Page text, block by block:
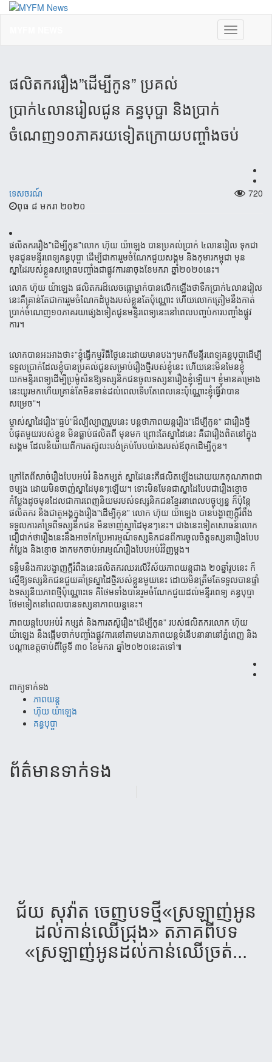
Toggle
navigation
ផលិតកររឿង”ដើម្បីកូន” ប្រគល់
ប្រាក់៤លានរៀលជូន គន្ធបុប្ផា និងប្រាក់
ចំណេញ១០ភាគរយទៀតក្រោយបញ្ចាំងចប់
720
ទេសចរណ៍
ពុធ ៨ មករា ២០២០
ផលិតករ​រឿង”​ដើម្បី​កូន”លោក ​ហ៊ុយ ​យ៉ា​ឡេង​ បាន​ប្រគល់​ប្រាក់​ ៤​លាន​រៀល​ ទុក​ជា​
មុន​ជូន​មន្ទីរ​ពេទ្យគន្ធបុប្ផា ដើម្បី​ជា​ការ​រួម​ចំណែក​ជួយ​សង្គ​ម ​និង​កុមារ​កម្ពុជា ​មុន​
ស្នាដៃរ​បស់​ខ្លួន​សម្ពោធ​បញ្ចាំង​ជាផ្លូវ​ការ​នា​ចុង​ខែ​មក​រា ឆ្នាំ២០២០នេះ។
លោក​ ហ៊ុយ យ៉ាឡេង ផលិត​ករ​ដ៏​លេច​ធ្លោ​ម្នាក់​បាន​លើក​ឡើងថា​ទឹកប្រាក់​៤លានរៀល​
នេះគឺគ្រាន់​តែជាការរួម​ចំណែកដំបូង​របស់ខ្លួន​តែ​ប៉ុណ្ណោះ​ ហើយ​លោក​ត្រៀម​នឹង​កាត់​
ប្រាក់​ចំណេញ​១០​ភាគរយផ្សេង​ទៀត​ជូន​មន្ទីរពេទ្យ​នេះ​នៅ​ពេល​បញ្ចប់ការ​បញ្ចាំង​ផ្លូវ
ការ។
លោក​បាន​អះអាង​ថា៖”ខ្ញុំធ្វើកម្មវិធីថ្ងៃនេះ​ដោយ​មានបងៗមកពីមន្ទីរ​ពេទ្យគន្ធបុប្ផា​ដើម្បី​
ទទួល​ប្រាក់​ដែល​ខ្ញុំ​បាន​ប្រគល់​ជូន​សម្រាប់​រឿង​ថ្មីរបស់​ខ្ញុំ​នេះ​ ហើយ​នេះ​មិន​មែនខ្ញុំ​
យកមន្ទីរ​ពេទ្យ​ដើម្បី​ប្រម៉ូ​សិន​ឱ្យ​ទស្សនិក​ជន​ចូលទ​ស្សនា​រឿង​ខ្ញុំ​ឡើយ។ ខ្ញុំ​មាន​គម្រោង​
នេះ​យូរ​មក​ហើយ​គ្រាន់​តែ​មិន​ទាន់​ដល់​ពេល​ទើប​តែពេល​នេះប៉ុណ្ណោះខ្ញុំ​ធ្វើវាបាន​
សម្រេច”។
ម្ចាស់​ស្នាដៃ​រឿង”ធ្មប់”ដ៏ល្បីល្បាញរូប​នេះ បន្ត​ថា​ភាពយន្តរឿង”ដើម្បីកូន” ជា​រឿង​ថ្មី​
បំផុត​មួយ​របស់​ខ្លួន ​មិន​ធ្លាប់​ផលិ​តពី​ ​មុន​មក ព្រោះ​តែ​ស្នាដៃ​នេះ​ គឺជា​រឿងពិតនៅក្នុង​
សង្គម ដែលនិយាយពី​ការតស៊ូលះ​បង់គ្រប់​បែបយ៉ាងរបស់​ឪពុក​ដើម្បីកូន។
ក្រៅ​តែ​ពី​សាច់​រឿង​បែបអប់រំ​ និង​កម្សត់ ​ស្នាដៃនេះ​គឺផលិត​ឡើងដោយ​យកគុណ​ភាព​ជា
ចម្បង ដោយ​មិន​ចាញ់​ស្នាដៃ​មុនៗ​ឡើយ​។​ ទោះ​​​​​មិន​​មែន​ជា​ស្នាដៃ​បែប​ជារឿងខ្មោច ​
កំប្លែង​ដូចមុនដែលជាការពេញនិយម​របស់ទស្ស​និកជនខ្មែរ​នាពេល​ប​ច្ចុប្បន្ន ក៏​ប៉ុន្តែ​
ផលិតករ និង​ជា​តួ​អង្គ​ក្នុង​រឿង​”ដើម្បី​កូន” លោក​ ហ៊ុយ ​យ៉ាឡេង​ បាន​បង្ហាញ​ក្ដីរំពឹង​
ទទួល​ការ​គាំទ្រ​ពីទស្សនិក​ជន មិន​ចាញ់​ស្នាដៃ​មុនៗ​នេះ។ ជាង​នេះ​ទៀត​សោធន៍​លោក​
ជឿជាក់​ថារឿងនេះ​នឹងអាចកែប្រែអារម្មណ៍ទស្សនិកជន​ពីការ​ចូលចិត្ត​ទស្សនា​រឿង​បែប​
កំប្លែង និងខ្មោច ងាក​មក​ចាប់​អារម្មណ៍​រឿង​បែប​អប់រំ​វិញម្ដង។
ទន្ទឹម​នឹង​ការបង្ហាញ​ក្ដី​រំពឹង​នេះ​ផលិតករ​ឈរ​លើវិស័យភាព​យន្ត​ជាង ​២០ឆ្នាំរូប​នេះ ក៏​
ស្មើ​ឱ្យ​ទស្សនិក​ជន​ជួយ​​គាំ​ទ្រ​ស្នាដៃ​ថ្មី​រ​បស់​ខ្លួន​មួយនេះ ដោយ​​មិន​ត្រឹម​តែ​ទទួល​បាន​ផ្ទាំ​
ង​ទស្សនីយ​ភា​ព​ថ្មី​ប៉ុណ្ណោះ​ទេ គឺថែម​ទាំង​បានរួម​ចំណែក​ជួយ​ដល់​មន្ទីរពេទ្យ ​គន្ធបុប្ផា
ថែម​ទៀត​នៅ​ពេល​បាន​ទស្សនា​ភាពយន្តនេះ។
ភាព​យន្តបែប​អប់រំ កម្សត់​ និងការតស៊ូ​រឿង”ដើម្បី​កូន” របស់​ផលិត​ករលោ​ក ​ហ៊ុយ
យ៉ាឡេង នឹង​ផ្ដើម​ចាក់​បញ្ចាំង​ផ្លូវការ​នៅ​តាមរោង​ភាពយ​ន្ត​ទំ​នើប​​នានា​នៅភ្នំពេញ​ និង​
បណ្ដា​ខេត្តចាប់​ពីថ្ងៃទី​ ៣០ ខែមករា ឆ្នាំ២០២០​នេះតទៅ៕
ពាក្យទាក់ទង
ភាពយន្ត
ហ៊ុយ យ៉ាឡេង
គន្ធបុប្ផា
ព័ត៌មាន​ទាក់​ទង
ជ័យ ​សុវ៉ាត​ ចេញ​បទ​ថ្មី​«ស្រឡាញ់​អូន​
ដល់កាន់​ឈើ​ជ្រុង​» ​តភាគ​ពី​បទ​
«ស្រឡាញ់​អូន​ដល់​កាន់​ឈើ​ច្រត់​...